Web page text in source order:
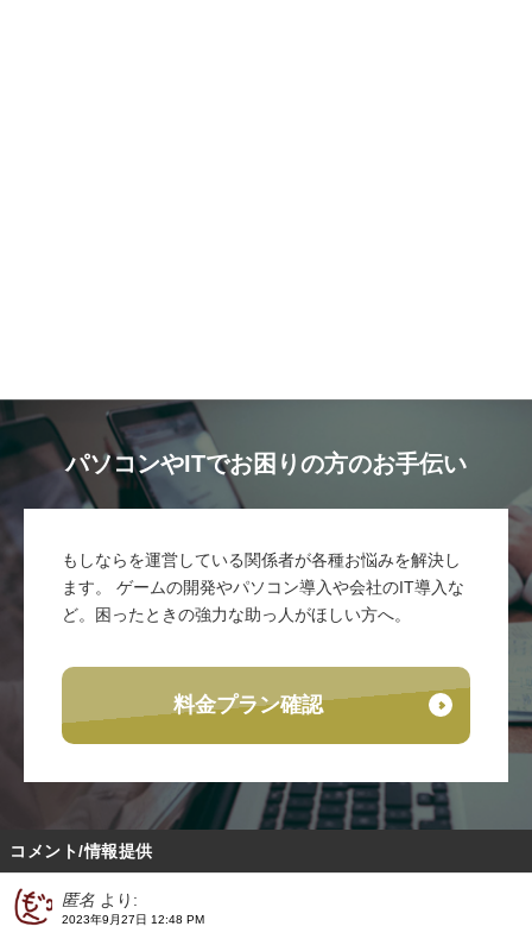
パソコンやITでお困りの方のお手伝い
もしならを運営している関係者が各種お悩みを解決し
ます。 ゲームの開発やパソコン導入や会社のIT導入な
ど。困ったときの強力な助っ人がほしい方へ。
料金プラン確認
コメント/情報提供
匿名 より:
2023年9月27日 12:48 PM